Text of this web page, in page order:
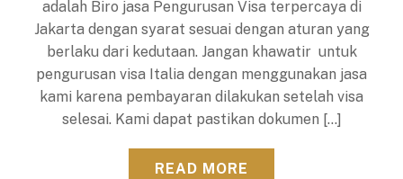
adalah Biro jasa Pengurusan Visa terpercaya di
Jakarta dengan syarat sesuai dengan aturan yang
berlaku dari kedutaan. Jangan khawatir untuk
pengurusan visa Italia dengan menggunakan jasa
kami karena pembayaran dilakukan setelah visa
selesai. Kami dapat pastikan dokumen […]
READ MORE